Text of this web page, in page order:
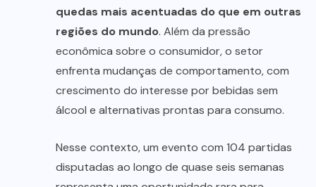
quedas mais acentuadas do que em outras
regiões do mundo. Além da pressão
econômica sobre o consumidor, o setor
enfrenta mudanças de comportamento, com
crescimento do interesse por bebidas sem
álcool e alternativas prontas para consumo.
Nesse contexto, um evento com 104 partidas
disputadas ao longo de quase seis semanas